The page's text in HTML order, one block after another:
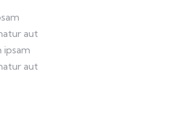
aut
ipsam
aut